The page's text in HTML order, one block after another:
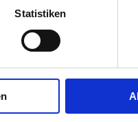
Statistiken